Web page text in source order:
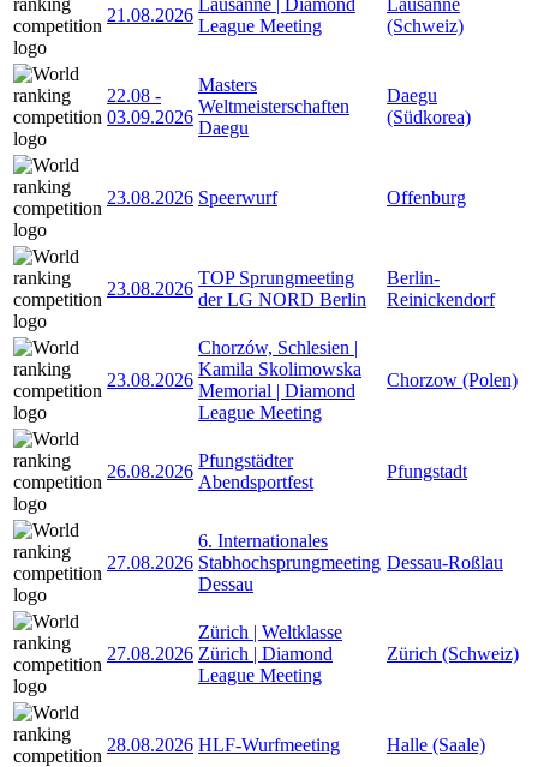
21.08.2026
Lausanne | Diamond
League Meeting
Lausanne
(Schweiz)
22.08 -
03.09.2026
Masters
Weltmeisterschaften
Daegu
Daegu
(Südkorea)
23.08.2026 Speerwurf Offenburg
23.08.2026
TOP Sprungmeeting
der LG NORD Berlin
Berlin-
Reinickendorf
23.08.2026
Chorzów, Schlesien |
Kamila Skolimowska
Memorial | Diamond
League Meeting
Chorzow (Polen)
26.08.2026
Pfungstädter
Abendsportfest
Pfungstadt
27.08.2026
6. Internationales
Stabhochsprungmeeting
Dessau
Dessau-Roßlau
27.08.2026
Zürich | Weltklasse
Zürich | Diamond
League Meeting
Zürich (Schweiz)
28.08.2026 HLF-Wurfmeeting Halle (Saale)